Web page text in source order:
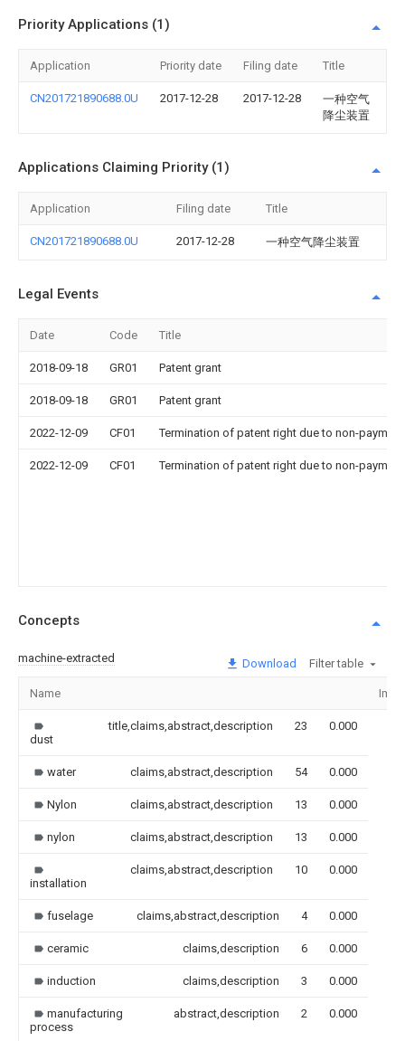
Priority Applications (1)
Application Priority date Filing date Title
CN201721890688.0U 2017-12-28 2017-12-28
一种空气
降尘装置
Applications Claiming Priority (1)
Application Filing date Title
CN201721890688.0U 2017-12-28 一种空气降尘装置
Legal Events
Date Code Title
2018-09-18 GR01 Patent grant
2018-09-18 GR01 Patent grant
2022-12-09 CF01 Termination of patent right due to non-
2022-12-09 CF01 Termination of patent right due to non-
Concepts
machine-extracted Download Filter table
Name
dust
title,claims,abstract,description 23 0.000
water claims,abstract,description 54 0.000
Nylon claims,abstract,description 13 0.000
nylon claims,abstract,description 13 0.000
installation
claims,abstract,description 10 0.000
fuselage claims,abstract,description 4 0.000
ceramic claims,description 6 0.000
induction claims,description 3 0.000
manufacturing
process
abstract,description 2 0.000